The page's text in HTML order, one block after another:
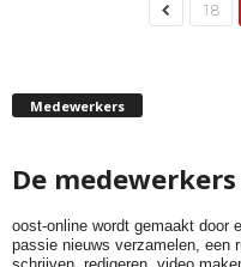
18
Medewerkers
De
oost-online wordt gemaakt door
passie nieuws verzamelen, een